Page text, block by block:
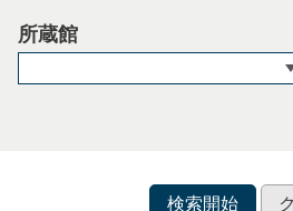
所蔵館